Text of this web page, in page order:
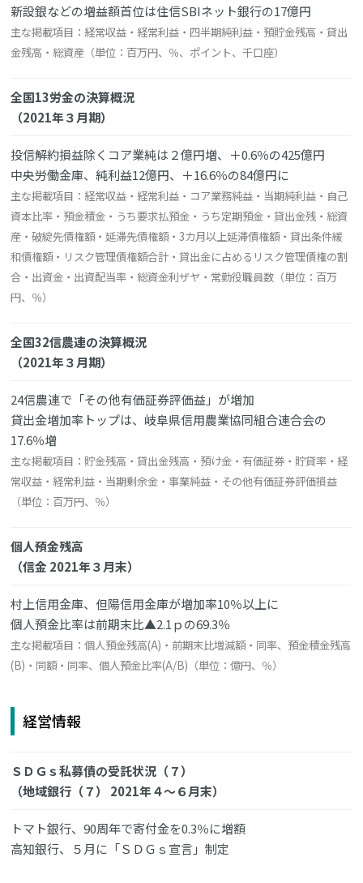
新設銀などの増益額首位は住信SBIネット銀行の17億円
主な掲載項目：経常収益・経常利益・四半期純利益・預貯金残高・貸出
金残高・総資産（単位：百万円、％、ポイント、千口座）
全国13労金の決算概況
（2021年３月期）
投信解約損益除くコア業純は２億円増、＋0.6％の425億円
中央労働金庫、純利益12億円、＋16.6％の84億円に
主な掲載項目：経常収益・経常利益・コア業務純益・当期純利益・自己
資本比率・預金積金・うち要求払預金・うち定期預金・貸出金残・総資
産・破綻先債権額・延滞先債権額・3カ月以上延滞債権額・貸出条件緩
和債権額・リスク管理債権額合計・貸出金に占めるリスク管理債権の割
合・出資金・出資配当率・総資金利ザヤ・常勤役職員数（単位：百万
円、％）
全国32信農連の決算概況
（2021年３月期）
24信農連で「その他有価証券評価益」が増加
貸出金増加率トップは、岐阜県信用農業協同組合連合会の
17.6％増
主な掲載項目：貯金残高・貸出金残高・預け金・有価証券・貯貸率・経
常収益・経常利益・当期剰余金・事業純益・その他有価証券評価損益
（単位：百万円、％）
個人預金残高
（信金 2021年３月末）
村上信用金庫、但陽信用金庫が増加率10％以上に
個人預金比率は前期末比▲2.1ｐの69.3％
主な掲載項目：個人預金残高(A)・前期末比増減額・同率、預金積金残高
(B)・同額・同率、個人預金比率(A/B)（単位：億円、％）
経営情報
ＳＤＧｓ私募債の受託状況（７）
（地域銀行（７） 2021年４～６月末）
トマト銀行、90周年で寄付金を0.3％に増額
高知銀行、５月に「ＳＤＧｓ宣言」制定